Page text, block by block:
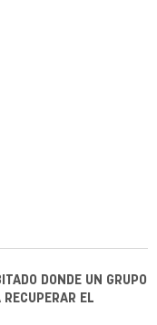
DONDE UN GRUPO
EL